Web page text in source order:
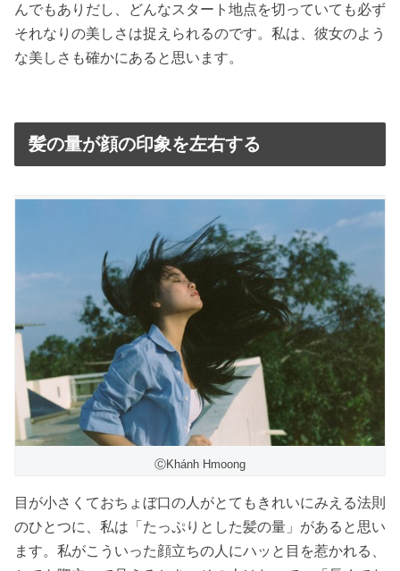
んでもありだし、どんなスタート地点を切っていても必ず
それなりの美しさは捉えられるのです。私は、彼女のよう
な美しさも確かにあると思います。
髪の量が顔の印象を左右する
ⒸKhánh Hmoong
目が小さくておちょぼ口の人がとてもきれいにみえる法則
のひとつに、私は「たっぷりとした髪の量」があると思い
ます。私がこういった顔立ちの人にハッと目を惹かれる、